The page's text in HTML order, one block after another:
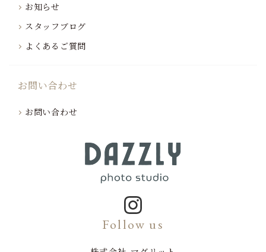
お知らせ
スタッフブログ
よくあるご質問
お問い合わせ
お問い合わせ
Follow us